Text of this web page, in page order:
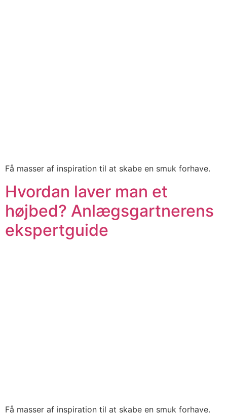
Få masser af inspiration til at skabe en smuk forhave.
Hvordan laver man et
højbed? Anlægsgartnerens
ekspertguide
Få masser af inspiration til at skabe en smuk forhave.